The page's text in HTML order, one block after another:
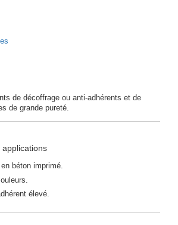
de décoffrage ou anti-adhérents et de
de grande pureté.
béton imprimé.
élevé.